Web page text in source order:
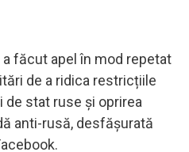
făcut apel în mod repetat
de a ridica restricțiile
stat ruse și oprirea
anti-rusă, desfășurată